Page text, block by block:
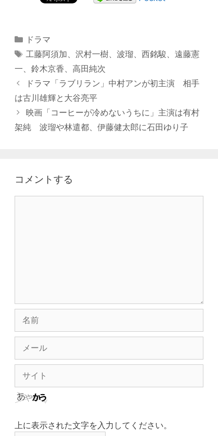
カ
テ
リ
ー
ドラマ
タ
グ
工藤阿須加、沢村一樹、波瑠、西銘駿、遠藤憲
一、 鈴木京香、 高田純次
投
稿
ナ
ビ
ゲ
ン
ドラマ「ラブリラン」中村アンが初主演 相手
は古川雄輝と大谷亮平
映画「コーヒーが冷めないうちに」主演は有村
架純 波瑠や林遣都、伊藤健太郎に石田ゆり子
コメントする
ル
ト
上に表示された文字を入力してください。